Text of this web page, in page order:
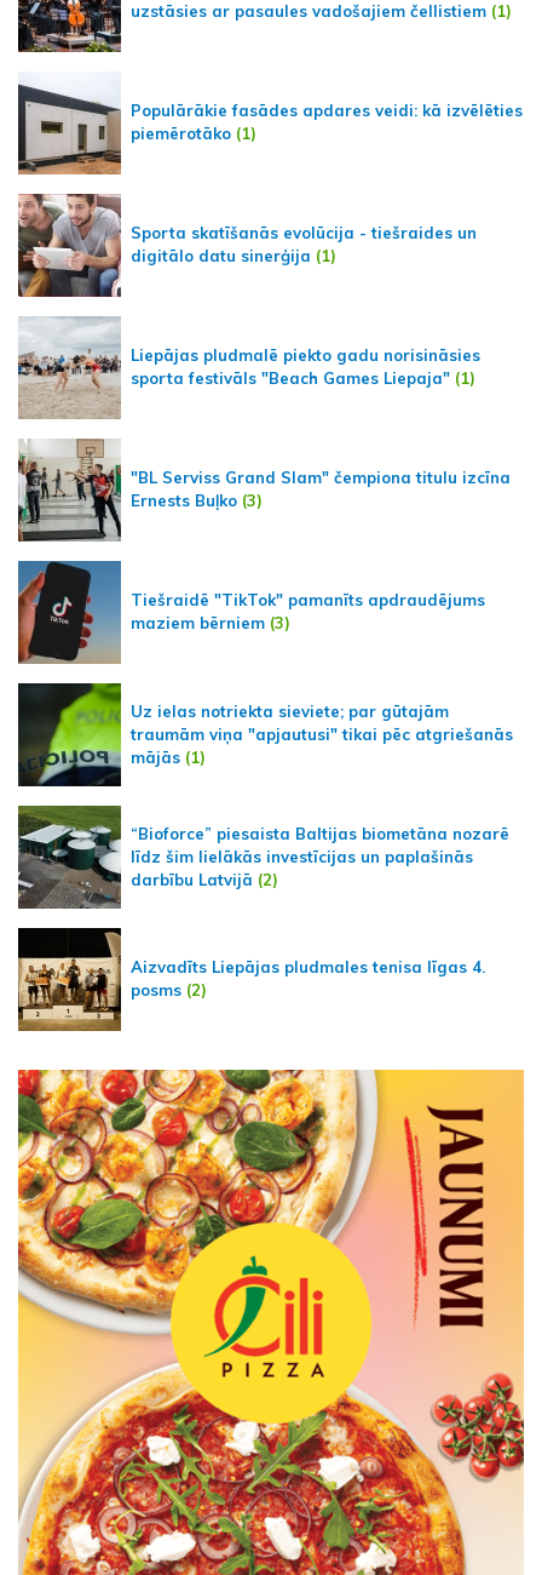
uzstāsies ar pasaules vadošajiem čellistiem (1)
Populārākie fasādes apdares veidi: kā izvēlēties
piemērotāko (1)
Sporta skatīšanās evolūcija - tiešraides un
digitālo datu sinerģija (1)
Liepājas pludmalē piekto gadu norisināsies
sporta festivāls "Beach Games Liepaja" (1)
"BL Serviss Grand Slam" čempiona titulu izcīna
Ernests Buļko (3)
Tiešraidē "TikTok" pamanīts apdraudējums
maziem bērniem (3)
Uz ielas notriekta sieviete; par gūtajām
traumām viņa "apjautusi" tikai pēc atgriešanās
mājās (1)
“Bioforce” piesaista Baltijas biometāna nozarē
līdz šim lielākās investīcijas un paplašinās
darbību Latvijā (2)
Aizvadīts Liepājas pludmales tenisa līgas 4.
posms (2)